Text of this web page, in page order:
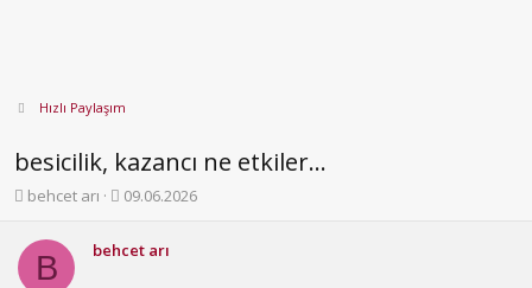
Hızlı Paylaşım
besicilik, kazancı ne etkiler...
K
n
behcet arı
B
l
09.06.2026
B behcet arı